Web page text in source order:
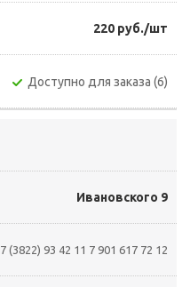
220 руб./шт
Доступно для заказа (6)
Ивановского 9
7 (3822) 93 42 11 7 901 617 72 12